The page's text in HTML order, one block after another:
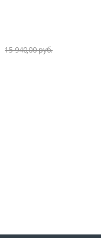
15 940,00 руб.